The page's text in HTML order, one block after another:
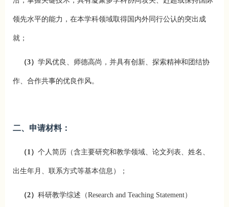
领先水平的能力，在本学科领域取得国内外同行公认的突出成
就；
（3） 学风优良、师德高尚，并具有创新、探索精神和团结协
作、合作共事的优良作风。
二、申请材料：
（1） 个人简历（含主要研究和教学领域、论文列表、姓名、
出生年月、联系方式等基本信息）；
（2） 科研教学综述（Research and Teaching Statement）